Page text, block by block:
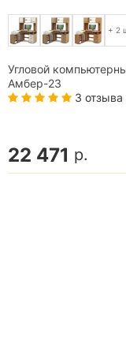
+ 2
Угловой
Амбер-23
3 отзыва
22 471 р.